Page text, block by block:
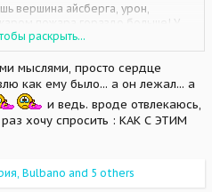
вершина айсберга, урон,
пожара гораздо больше! У
мог высунуть язык чтобы
глотки и пищевода не
был мучением из-за
от него уже пахло
что под кожей уже начался
практически всю опаленную
на боку и на задней лапе, а
тело надо охлаждать
раскрыть...
мыслями, просто сердце
как ему было... а он лежал... а
и ведь. вроде отвлекаюсь,
хочу спросить : КАК С ЭТИМ
Bulbano and 5 others